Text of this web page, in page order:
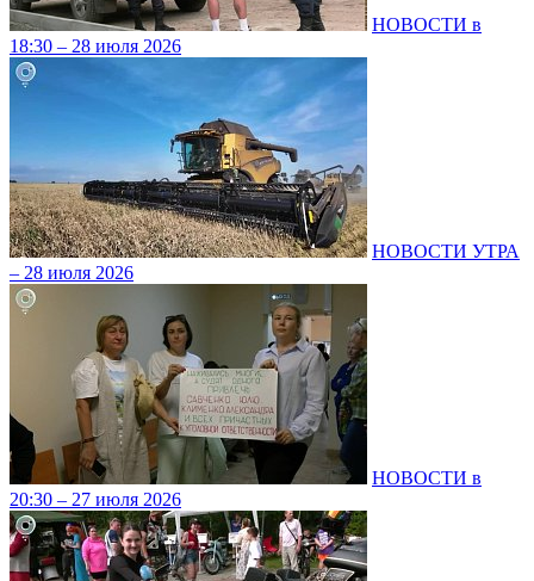
НОВОСТИ в
18:30 – 28 июля 2026
НОВОСТИ УТРА
– 28 июля 2026
НОВОСТИ в
20:30 – 27 июля 2026